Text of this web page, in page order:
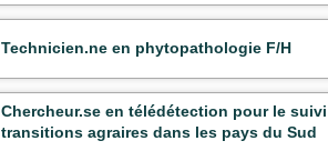
Technicien.ne en phytopathologie F/H
Chercheur.se en télédétection pour le
transitions agraires dans les pays du Sud